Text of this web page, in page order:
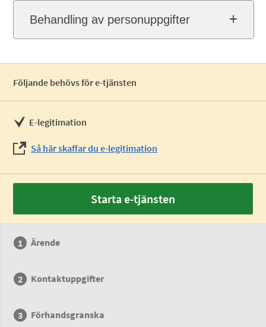
Behandling av personuppgifter
Följande behövs för e-tjänsten
E-legitimation
Så här skaffar du e-legitimation
Starta e-tjänsten
Ärende
Kontaktuppgifter
Förhandsgranska